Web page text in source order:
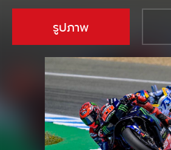
รูปภาพ